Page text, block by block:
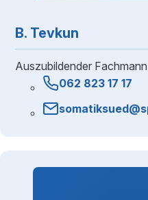
B. Tevkun
Auszubildender
062 823 17 17